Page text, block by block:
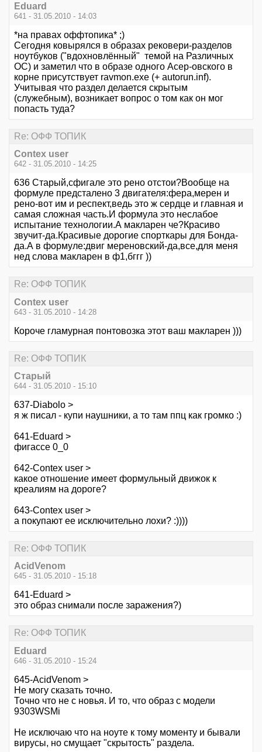
Eduard
641 - 31.05.2010 - 14:03
*на правах оффтопика* ;)
Сегодня ковырялся в образах рековери-разделов
ноутбуков ("вдохновлённый" темой на Различных
ОС) и заметил что в образе одного Асер-овского в
корне присутствует ravmon.exe (+ autorun.inf).
Учитывая что раздел делается скрытым
(служебным), возникает вопрос о том как он мог
попасть туда?
Re: ОФФ ТОПИК
Contex user
642 - 31.05.2010 - 14:25
636 Старый,сфигале это рено отстои?Вообще на
формуле предсталено 3 двигателя:фера,мерен и
рено-вот им и респект,ведь это ж сердце и главная и
самая сложная часть.И формула это неслабое
испытание технологии.А макларен че?Красиво
звучит-да.Красивые дорогие спорткары для Бонда-
да.А в формуле:двиг мереновский-да,все,для меня
нед слова макларен в ф1,бггг ))
Re: ОФФ ТОПИК
Contex user
643 - 31.05.2010 - 14:28
Короче гламурная понтовозка этот ваш макларен )))
Re: ОФФ ТОПИК
Старый
644 - 31.05.2010 - 15:10
637-Diabolo >
я ж писал - купи наушники, а то там ппц как громко :)
641-Eduard >
фигассе 0_0
642-Contex user >
какое отношение имеет формульный движок к
креалиям на дороге?
643-Contex user >
а покупают ее исключительно лохи? :))))
Re: ОФФ ТОПИК
AcidVenom
645 - 31.05.2010 - 15:18
641-Eduard >
это образ снимали после заражения?)
Re: ОФФ ТОПИК
Eduard
646 - 31.05.2010 - 15:24
645-AcidVenom >
Не могу сказать точно.
Точно что не с новья. И то, что образ с модели
9303WSMi
Не исключаю что на ноуте к тому моменту и бывали
вирусы, но смущает "скрытость" раздела.